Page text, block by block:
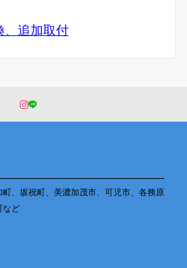
、追加取付
、坂祝町、美濃加茂市、可児市、各務原
など